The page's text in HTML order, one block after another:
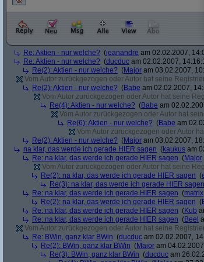
Re: Aktien - nur welche? (jeanandre am 02.02.2007,
Re: Aktien - nur welche? (ducduc am 02.02.2007,
Re(2): Aktien - nur welche? (Major am 03.02.2007,
Vom Autor zurückgezogen oder Autor hat seine
Re(2): Aktien - nur welche? (Babe am 02.02.2007,
Vom Autor zurückgezogen oder Autor hat seine
Re(4): Aktien - nur welche? (Babe am
Vom Autor zurückgezogen oder Autor hat
Re(6): Aktien - nur welche? (Babe am
Vom Autor zurückgezogen oder Autor
Re(2): Aktien - nur welche? (Major am 03.02.2007,
na klar, das werde ich gerade HIER sagen (kaukus am
Re: na klar, das werde ich gerade HIER sagen (Major
Vom Autor zurückgezogen oder Autor hat seine
Re(2): na klar, das werde ich gerade HIER sagen (
Re(3): na klar, das werde ich gerade HIER sagen
Re: na klar, das werde ich gerade HIER sagen (matrix
Re(2): na klar, das werde ich gerade HIER sagen (
Re: na klar, das werde ich gerade HIER sagen (Kub
Re: na klar, das werde ich gerade HIER sagen (Beel
Vom Autor zurückgezogen oder Autor hat seine
Re: BWin, ganz klar BWin (ducduc am 02.02.2007,
Re(2): BWin, ganz klar BWin (Major am
Re(3): BWin, ganz klar BWin (ducduc am